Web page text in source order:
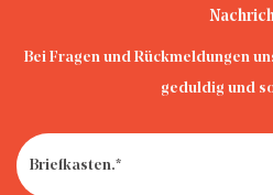
Bei Fragen und Rückmeldungen
geduldig und